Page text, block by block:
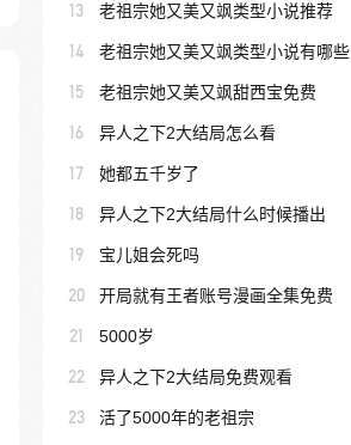
13 老祖宗她又美又飒类型小说推荐
14 老祖宗她又美又飒类型小说有哪些
15 老祖宗她又美又飒甜西宝免费
16 异人之下2大结局怎么看
17 她都五千岁了
18 异人之下2大结局什么时候播出
19 宝儿姐会死吗
20 开局就有王者账号漫画全集免费
21 5000岁
22 异人之下2大结局免费观看
23 活了5000年的老祖宗